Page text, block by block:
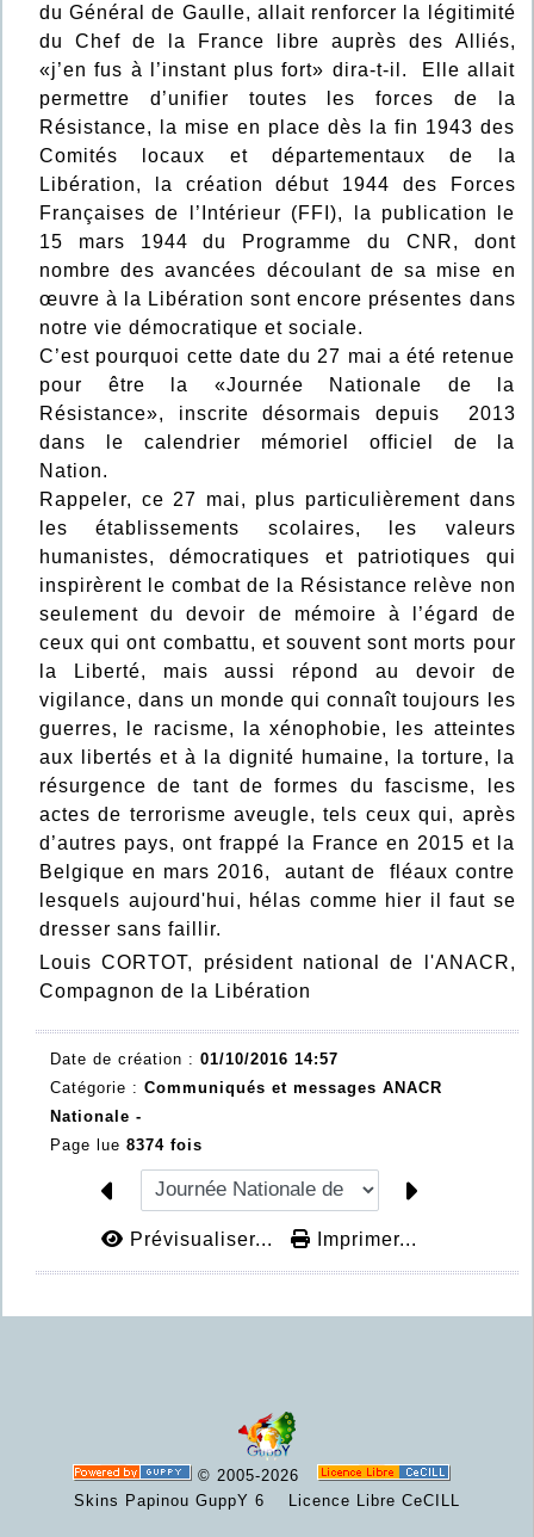
du Général de Gaulle, allait renforcer la légitimité
du Chef de la France libre auprès des Alliés,
«j’en fus à l’instant plus fort» dira-t-il. Elle allait
permettre d’unifier toutes les forces de la
Résistance, la mise en place dès la fin 1943 des
Comités locaux et départementaux de la
Libération, la création début 1944 des Forces
Françaises de l’Intérieur (FFI), la publication le
15 mars 1944 du Programme du CNR, dont
nombre des avancées découlant de sa mise en
œuvre à la Libération sont encore présentes dans
notre vie démocratique et sociale.
C’est pourquoi cette date du 27 mai a été retenue
pour être la «Journée Nationale de la
Résistance», inscrite désormais depuis 2013
dans le calendrier mémoriel officiel de la
Nation.
Rappeler, ce 27 mai, plus particulièrement dans
les établissements scolaires, les valeurs
humanistes, démocratiques et patriotiques qui
inspirèrent le combat de la Résistance relève non
seulement du devoir de mémoire à l’égard de
ceux qui ont combattu, et souvent sont morts pour
la Liberté, mais aussi répond au devoir de
vigilance, dans un monde qui connaît toujours les
guerres, le racisme, la xénophobie, les atteintes
aux libertés et à la dignité humaine, la torture, la
résurgence de tant de formes du fascisme, les
actes de terrorisme aveugle, tels ceux qui, après
d’autres pays, ont frappé la France en 2015 et la
Belgique en mars 2016, autant de fléaux contre
lesquels aujourd'hui, hélas comme hier il faut se
dresser sans faillir.
Louis CORTOT, président national de l'ANACR,
Compagnon de la Libération
Date de création : 01/10/2016 14:57
Catégorie : Communiqués et messages ANACR
Nationale -
Page lue 8374 fois
Prévisualiser... Imprimer...
© 2005-2026
Skins Papinou GuppY 6
Licence Libre CeCILL